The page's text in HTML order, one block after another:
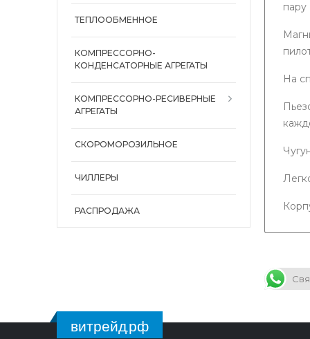
пару
На
ТЕПЛООБМЕННОЕ
КОМПРЕССОРНО-
КОНДЕНСАТОРНЫЕ АГРЕГАТЫ
КОМПРЕССОРНО-РЕСИВЕРНЫЕ
АГРЕГАТЫ
СКОРОМОРОЗИЛЬНОЕ
ЧИЛЛЕРЫ
РАСПРОДАЖА
витрейд.рф